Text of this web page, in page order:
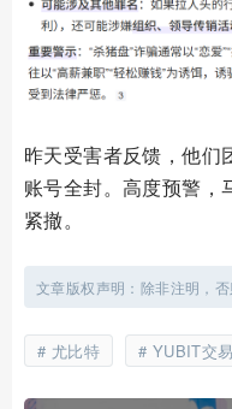
昨天受害者反馈，他们
账号全封。高度预警，
紧撤。
文章版权声明：除非注明，
尤比特 YUBIT交